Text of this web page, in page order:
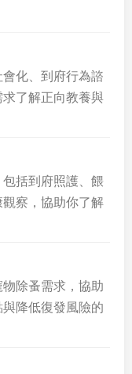
化、到府行為諮
了解正向教養與
括到府照護、餵
察，協助你了解
除蚤需求，協助
降低復發風險的